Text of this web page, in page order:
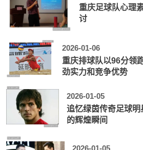
重庆足球队心理
讨
2026-01-06
重庆排球队以96分领
劲实力和竞争优势
2026-01-05
追忆绿茵传奇足球明
的辉煌瞬间
2026-01-05